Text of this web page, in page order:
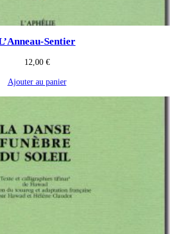
Sentier
12,00 €
Ajouter au panier